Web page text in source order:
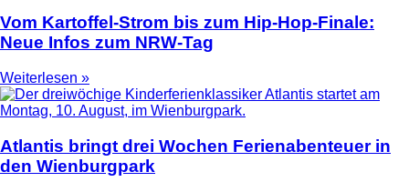
Vom Kartoffel-Strom bis zum Hip-Hop-Finale:
Neue Infos zum NRW-Tag
Weiterlesen »
Atlantis bringt drei Wochen Ferienabenteuer in
den Wienburgpark